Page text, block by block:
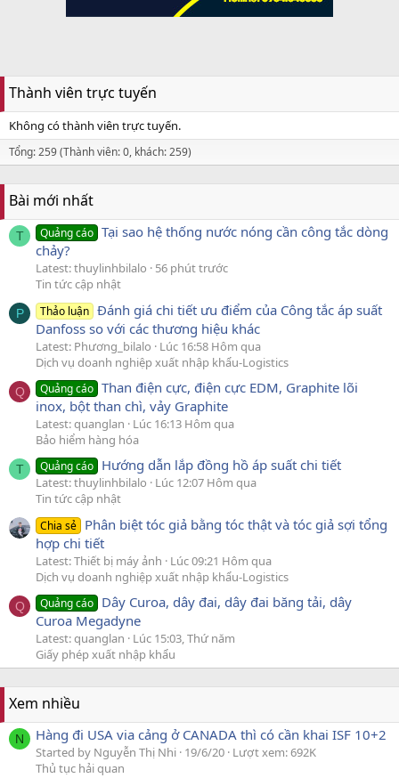
Thành viên trực tuyến
Không có thành viên trực tuyến.
Tổng: 259 (Thành viên: 0, khách: 259)
Bài mới nhất
T Quảng cáo Tại sao hệ thống nước nóng cần công tắc dòng
chảy?
Latest: thuylinhbilalo
56 phút trước
Tin tức cập nhật
P Thảo luận Đánh giá chi tiết ưu điểm của Công tắc áp suất
Danfoss so với các thương hiệu khác
Latest: Phương_bilalo
Lúc 16:58 Hôm qua
Dịch vụ doanh nghiệp xuất nhập khẩu-Logistics
Q Quảng cáo Than điện cực, điện cực EDM, Graphite lõi
inox, bột than chì, vảy Graphite
Latest: quanglan
Lúc 16:13 Hôm qua
Bảo hiểm hàng hóa
T Quảng cáo Hướng dẫn lắp đồng hồ áp suất chi tiết
Latest: thuylinhbilalo
Lúc 12:07 Hôm qua
Tin tức cập nhật
Chia sẻ Phân biệt tóc giả bằng tóc thật và tóc giả sợi tổng
hợp chi tiết
Latest: Thiết bị máy ảnh
Lúc 09:21 Hôm qua
Dịch vụ doanh nghiệp xuất nhập khẩu-Logistics
Q Quảng cáo Dây Curoa, dây đai, dây đai băng tải, dây
Curoa Megadyne
Latest: quanglan
Lúc 15:03, Thứ năm
Giấy phép xuất nhập khẩu
Xem nhiều
N Hàng đi USA via cảng ở CANADA thì có cần khai ISF 10+2
Started by Nguyễn Thị Nhi 19/6/20 Lượt xem: 692K
Thủ tục hải quan